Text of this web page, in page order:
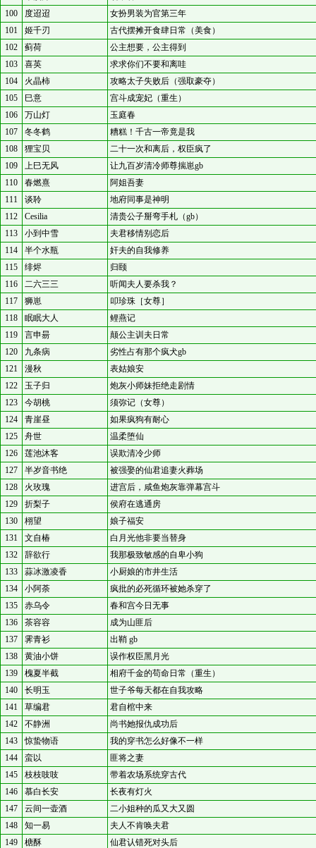
100
度迢迢
女扮男装为官第三年
101
姬千刃
古代摆摊开食肆日常（美食）
102
蓟荷
公主想要，公主得到
103
喜英
求求你们不要和离哇
104
火晶柿
攻略太子失败后（强取豪夺）
105
巳意
宫斗成宠妃（重生）
106
万山灯
玉庭春
107
冬冬鹤
糟糕！千古一帝竟是我
108
狸宝贝
二十一次和离后，权臣疯了
109
上巳无风
让九百岁清冷师尊揣崽gb
110
春燃熹
阿姐吾妻
111
谈聆
地府同事是神明
112
Cesilia
清贵公子掰弯手札（gb）
113
小到中雪
夫君移情别恋后
114
半个水瓶
奸夫的自我修养
115
绯烬
归颐
116
二六三三
听闻夫人要杀我？
117
狮崽
叩珍珠［女尊］
118
眠眠大人
鲤燕记
119
言申昜
颠公主训夫日常
120
九条病
劣性占有那个疯犬gb
121
漫秋
表姑娘安
122
玉子归
炮灰小师妹拒绝走剧情
123
今胡桃
须弥记（女尊）
124
青崖昼
如果疯狗有耐心
125
舟世
温柔堕仙
126
莲池沐客
误欺清冷少师
127
半岁音书绝
被强娶的仙君追妻火葬场
128
火玫瑰
进宫后，咸鱼炮灰靠弹幕宫斗
129
折梨子
侯府在逃通房
130
栩望
娘子福安
131
文自椿
白月光他非要当替身
132
辞欲行
我那极致敏感的自卑小狗
133
蒜冰激凌香
小厨娘的市井生活
134
小阿荼
疯批的必死循环被她杀穿了
135
赤乌令
春和宫今日无事
136
茶容容
成为山匪后
137
霁青衫
出鞘 gb
138
黄油小饼
误作权臣黑月光
139
槐夏半截
相府千金的苟命日常（重生）
140
长明玉
世子爷每天都在自我攻略
141
草编君
君自棺中来
142
不静洲
尚书她报仇成功后
143
惊蛰物语
我的穿书怎么好像不一样
144
蛮以
匪将之妻
145
枝枝吱吱
带着农场系统穿古代
146
慕白长安
长夜有灯火
147
云间一壶酒
二小姐种的瓜又大又圆
148
知一易
夫人不肯唤夫君
149
榶酥
仙君认错死对头后